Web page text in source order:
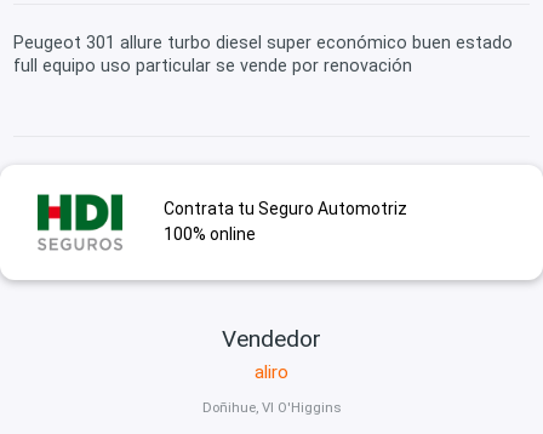
Peugeot 301 allure turbo diesel super económico buen estado
full equipo uso particular se vende por renovación
Contrata tu Seguro Automotriz
100% online
Vendedor
aliro
Doñihue, VI O'Higgins